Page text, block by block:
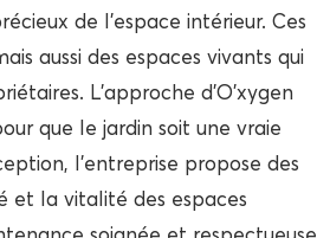
de l’espace intérieur. Ces
aussi des espaces vivants qui
L’approche d’O’xygen
que le jardin soit une vraie
l’entreprise propose des
et la vitalité des espaces